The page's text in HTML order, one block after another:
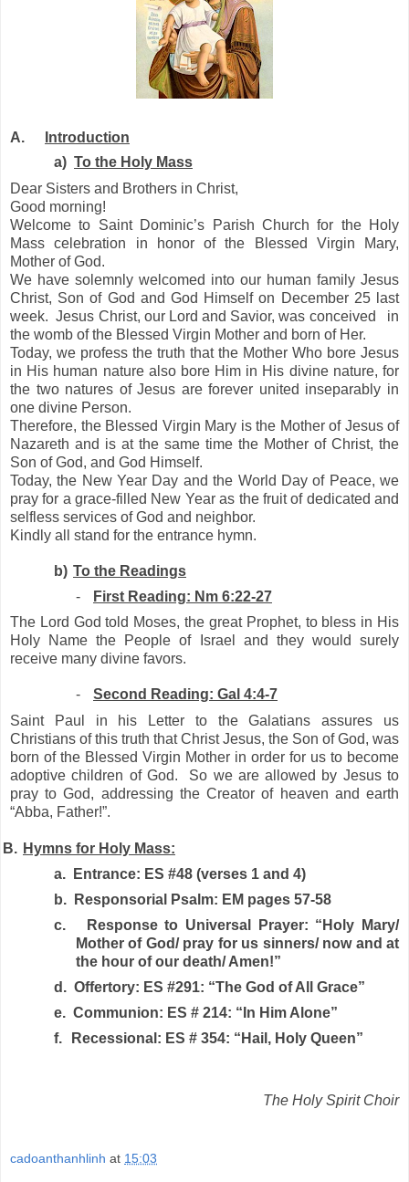
A.
Introduction
a) To the Holy Mass
Dear Sisters and Brothers in Christ,
Good morning!
Welcome to Saint Dominic’s Parish Church for the Holy
Mass celebration in honor of the Blessed Virgin Mary,
Mother of God.
We have solemnly welcomed into our human family Jesus
Christ, Son of God and God Himself on December 25 last
week. Jesus Christ, our Lord and Savior, was conceived
in
the womb of the Blessed Virgin Mother and born of Her.
Today, we profess the truth that the Mother Who bore Jesus
in His human nature also bore Him in His divine nature, for
the two natures of Jesus are forever united inseparably in
one divine Person.
Therefore, the Blessed Virgin Mary is the Mother of Jesus of
Nazareth and is at the same time the Mother of Christ, the
Son of God, and God Himself.
Today, the New Year Day and the World Day of Peace, we
pray for a grace-filled New Year as the fruit of dedicated and
selfless services of God and neighbor.
Kindly all stand for the entrance hymn.
b) To the Readings
-
First Reading: Nm 6:22-27
The Lord God told Moses, the great Prophet, to bless in His
Holy Name the People of Israel and they would surely
receive many divine favors.
-
Second Reading: Gal 4:4-7
Saint Paul in his Letter to the Galatians assures us
Christians of this truth that Christ Jesus, the Son of God, was
born of the Blessed Virgin Mother in order for us to become
adoptive children of God.
So we are allowed by Jesus to
pray to God, addressing the Creator of heaven and earth
“Abba, Father!”.
Hymns for Holy Mass:
a.
Entrance: ES #48 (verses 1 and 4)
b.
Responsorial Psalm: EM pages 57-58
c.
Response to Universal Prayer: “Holy Mary/
Mother of God/ pray for us sinners/ now and at
the hour of our death/ Amen!”
d. Offertory: ES #291: “The God of All Grace”
e. Communion: ES # 214: “In Him Alone”
f.
Recessional: ES # 354: “Hail, Holy Queen”
The Holy Spirit Choir
cadoanthanhlinh at 15:03